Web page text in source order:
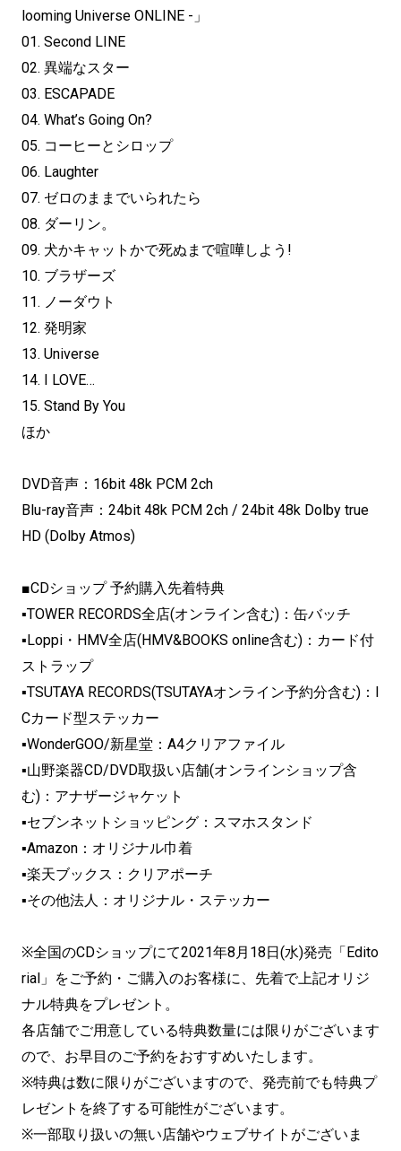
looming Universe ONLINE -」
01. Second LINE
02. 異端なスター
03. ESCAPADE
04. What’s Going On?
05. コーヒーとシロップ
06. Laughter
07. ゼロのままでいられたら
08. ダーリン。
09. 犬かキャットかで死ぬまで喧嘩しよう!
10. ブラザーズ
11. ノーダウト
12. 発明家
13. Universe
14. I LOVE…
15. Stand By You
ほか
DVD音声：16bit 48k PCM 2ch
Blu-ray音声：24bit 48k PCM 2ch / 24bit 48k Dolby true
HD (Dolby Atmos)
■CDショップ 予約購入先着特典
▪TOWER RECORDS全店(オンライン含む)：缶バッチ
▪Loppi・HMV全店(HMV&BOOKS online含む)：カード付
ストラップ
▪TSUTAYA RECORDS(TSUTAYAオンライン予約分含む)：I
Cカード型ステッカー
▪WonderGOO/新星堂：A4クリアファイル
▪山野楽器CD/DVD取扱い店舗(オンラインショップ含
む)：アナザージャケット
▪セブンネットショッピング：スマホスタンド
▪Amazon：オリジナル巾着
▪楽天ブックス：クリアポーチ
▪その他法人：オリジナル・ステッカー
※全国のCDショップにて2021年8月18日(水)発売「Edito
rial」をご予約・ご購入のお客様に、先着で上記オリジ
ナル特典をプレゼント。
各店舗でご用意している特典数量には限りがございます
ので、お早目のご予約をおすすめいたします。
※特典は数に限りがございますので、発売前でも特典プ
レゼントを終了する可能性がございます。
※一部取り扱いの無い店舗やウェブサイトがございま